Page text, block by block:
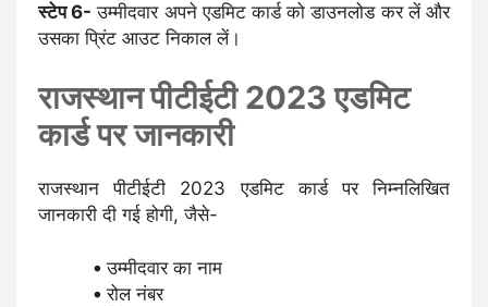
स्टेप 6- उम्मीदवार अपने एडमिट कार्ड को डाउनलोड कर लें और
उसका प्रिंट आउट निकाल लें।
राजस्थान पीटीईटी 2023 एडमिट
कार्ड पर जानकारी
राजस्थान पीटीईटी 2023 एडमिट कार्ड पर निम्नलिखित
जानकारी दी गई होगी, जैसे-
उम्मीदवार का नाम
रोल नंबर